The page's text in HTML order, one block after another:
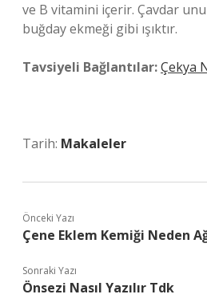
ve B vitamini içerir. Çavdar
buğday ekmeği gibi ışıktır.
Tavsiyeli Bağlantılar:Çekya
Tarih: Makaleler
Önceki Yazı
Çene Eklem Kemiği Neden
Sonraki Yazı
Önsezi Nasıl Yazılır Tdk